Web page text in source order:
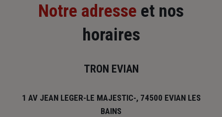
Notre adresse et nos
horaires
TRON EVIAN
1 AV JEAN LEGER-LE MAJESTIC-, 74500 EVIAN LES
BAINS